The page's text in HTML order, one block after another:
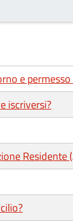
e
iscriversi?
Residente